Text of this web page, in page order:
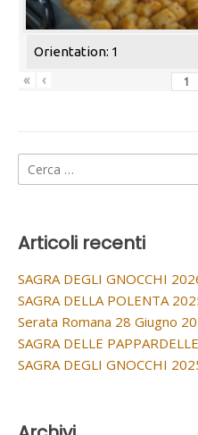
Orientation: 1
«
‹
Ricerca
per:
Articoli recenti
SAGRA DEGLI GNOCCHI
SAGRA DELLA POLENTA
Serata Romana 28 Giugno
SAGRA DELLE
SAGRA DEGLI GNOCCHI